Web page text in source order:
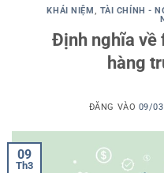
KHÁI NIỆM, TÀI CHÍNH -
Định nghĩa về
hàng
ĐĂNG VÀO 09/
09
Th3